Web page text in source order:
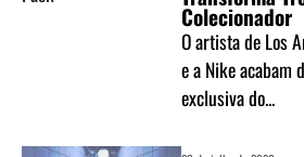
Colecionador
O artista de Los
e a Nike acabam
exclusiva do...